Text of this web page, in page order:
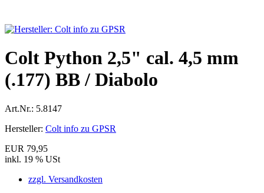
Colt Python 2,5" cal. 4,5 mm
(.177) BB / Diabolo
Art.Nr.: 5.8147
Hersteller: Colt info zu GPSR
EUR 79,95
inkl. 19 % USt
zzgl. Versandkosten